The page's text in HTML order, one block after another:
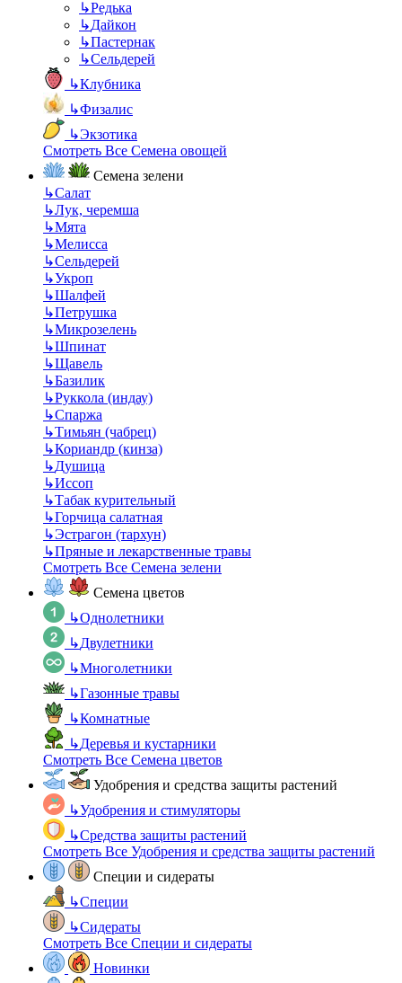
↳Редька
↳Дайкон
↳Пастернак
↳Сельдерей
↳Клубника
↳Физалис
↳Экзотика
Смотреть Все Семена овощей
Семена зелени
↳Салат
↳Лук, черемша
↳Мята
↳Мелисса
↳Сельдерей
↳Укроп
↳Шалфей
↳Петрушка
↳Микрозелень
↳Шпинат
↳Щавель
↳Базилик
↳Руккола (индау)
↳Спаржа
↳Тимьян (чабрец)
↳Кориандр (кинза)
↳Душица
↳Иссоп
↳Табак курительный
↳Горчица салатная
↳Эстрагон (тархун)
↳Пряные и лекарственные травы
Смотреть Все Семена зелени
Семена цветов
↳Однолетники
↳Двулетники
↳Многолетники
↳Газонные травы
↳Комнатные
↳Деревья и кустарники
Смотреть Все Семена цветов
Удобрения и средства защиты растений
↳Удобрения и стимуляторы
↳Средства защиты растений
Смотреть Все Удобрения и средства защиты растений
Специи и сидераты
↳Специи
↳Сидераты
Смотреть Все Специи и сидераты
Новинки